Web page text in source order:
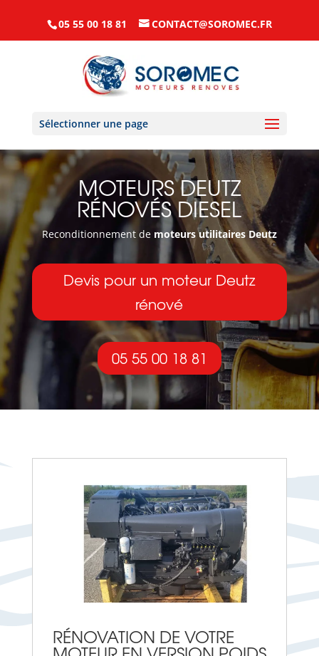
05 55 00 18 81 CONTACT@SOROMEC.FR
Sélectionner une page
MOTEURS DEUTZ
RÉNOVÉS DIESEL
Reconditionnement de moteurs utilitaires Deutz
Devis pour un moteur Deutz
rénové
05 55 00 18 81
RÉNOVATION DE VOTRE